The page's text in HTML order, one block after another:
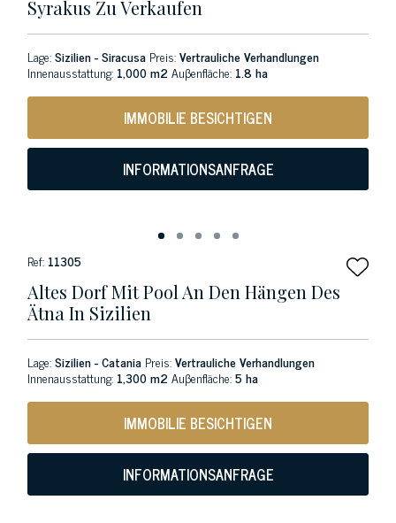
Syrakus Zu Verkaufen
Lage:Sizilien - Siracusa Preis:Vertrauliche Verhandlungen
Innenausstattung: 1,000 m2Auβenfläche: 1.8 ha
IMMOBILIE BESICHTIGEN
INFORMATIONSANFRAGE
Ref: 11305
Altes Dorf Mit Pool An Den Hängen Des
Ätna In Sizilien
Lage:Sizilien - Catania Preis:Vertrauliche Verhandlungen
Innenausstattung: 1,300 m2Auβenfläche:5 ha
IMMOBILIE BESICHTIGEN
INFORMATIONSANFRAGE